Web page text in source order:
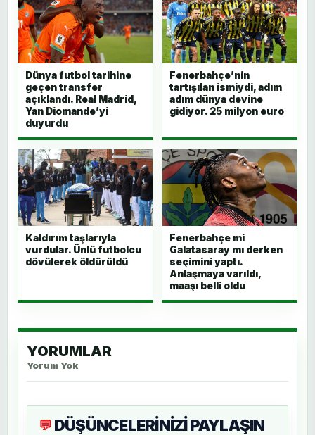
Dünya futbol tarihine
geçen transfer
açıklandı. Real Madrid,
Yan Diomande’yi
duyurdu
Fenerbahçe’nin
tartışılan ismiydi, adım
adım dünya devine
gidiyor. 25 milyon euro
Kaldırım taşlarıyla
vurdular. Ünlü futbolcu
dövülerek öldürüldü
Fenerbahçe mi
Galatasaray mı derken
seçimini yaptı.
Anlaşmaya varıldı,
maaşı belli oldu
YORUMLAR
Yorum Yok
💬 DÜŞÜNCELERİNİZİ PAYLAŞIN